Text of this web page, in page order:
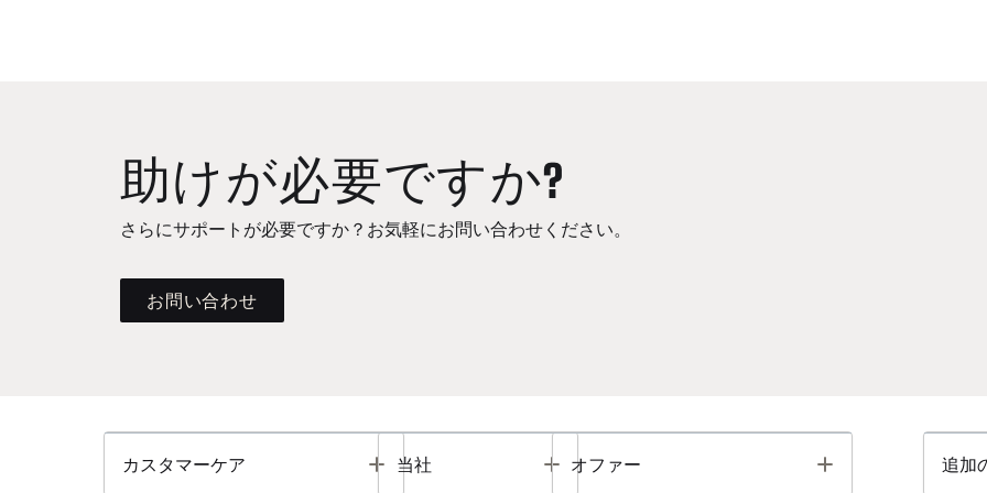
助けが必要ですか?
さらにサポートが必要ですか？お気軽にお問い合わせください。
お問い合わせ
カスタマーケア Toggle
当社 Toggle
オファー Toggle 追加